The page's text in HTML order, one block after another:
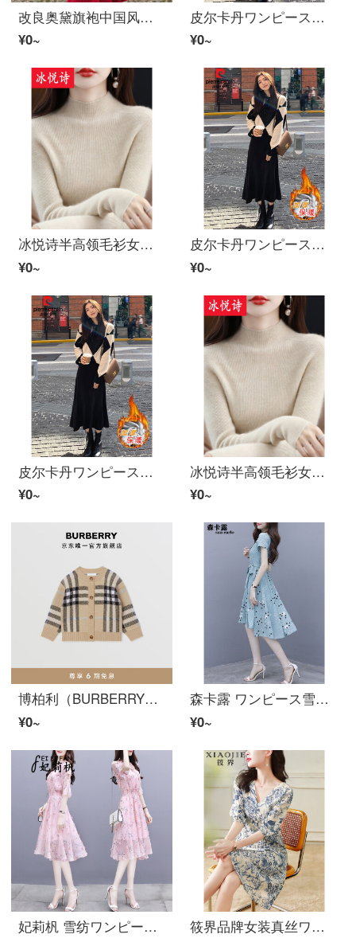
改良奥黛旗袍中国风秋冬加厚保暖时尚レトロ調修身民族风ワンピース R807 XXL
¥0~
皮尔卡丹ワンピース女22年针织加厚秋冬新着商品打底外穿韩版百搭セーター半身裙女装洋气减龄セット女显瘦中ロングスカート子女冬季 加厚针织セット M （建议100-110斤）
¥0~
冰悦诗半高领毛衫女一线成衣修身针织打底衫紧身套头内搭セーター 原绒米 均码建议85-135斤
¥0~
皮尔卡丹ワンピース女22年针织加厚秋冬新着商品打底外穿韩版百搭セーター半身裙女装洋气减龄セット女显瘦中ロングスカート子女冬季 加厚针织セット M （建议100-110斤）
¥0~
皮尔卡丹ワンピース女22年针织加厚秋冬新着商品打底外穿韩版百搭セーター半身裙女装洋气减龄セット女显瘦中ロングスカート子女冬季 加厚针织セット M （建议100-110斤）
¥0~
冰悦诗半高领毛衫女一线成衣修身针织打底衫紧身套头内搭セーター 原绒米 均码建议85-135斤
¥0~
博柏利（BURBERRY） 女童 格纹提花羊毛混纺开衫80565331
¥0~
森卡露 ワンピース雪纺气质收腰显瘦波点高腰半袖女装スカート 图片色2816 L
¥0~
妃莉杋 雪纺ワンピース女装2022年新着商品夏韩版时尚气质显瘦收腰半袖仙女スカート夏天小个子法式修身小碎花ロングスカート 粉色 M
筱界品牌女装真丝ワンピース女2022新着商品夏洋气减龄碎花小众设计感桑蚕丝修身スカート 黄色 S